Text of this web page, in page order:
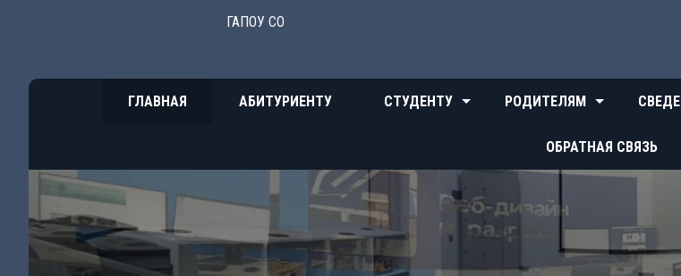
ГАПОУ СО
ГЛАВНАЯ АБИТУРИЕНТУ СТУДЕНТУ РОДИТЕЛЯМ
ОБРАТНАЯ СВЯЗЬ